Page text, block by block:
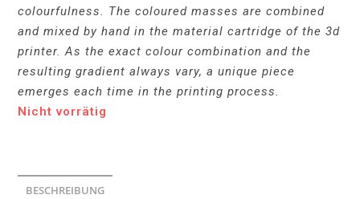
colourfulness. The coloured masses are combined
and mixed by hand in the material cartridge of the 3d
printer. As the exact colour combination and the
resulting gradient always vary, a unique piece
emerges each time in the printing process.
Nicht vorrätig
BESCHREIBUNG